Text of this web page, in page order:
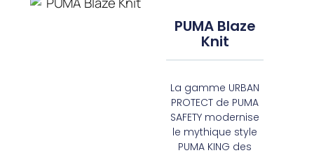
PUMA Blaze
Knit
La gamme URBAN
PROTECT de PUMA
SAFETY modernise
le mythique style
PUMA KING des